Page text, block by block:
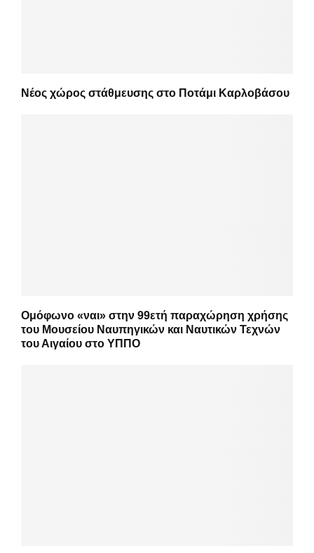
Νέος χώρος στάθμευσης στο Ποτάμι Καρλοβάσου
Ομόφωνο «ναι» στην 99ετή παραχώρηση χρήσης
του Μουσείου Ναυπηγικών και Ναυτικών Τεχνών
του Αιγαίου στο ΥΠΠΟ